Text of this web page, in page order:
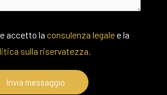
accetto laconsulenza legalee la
sulla riservatezza.